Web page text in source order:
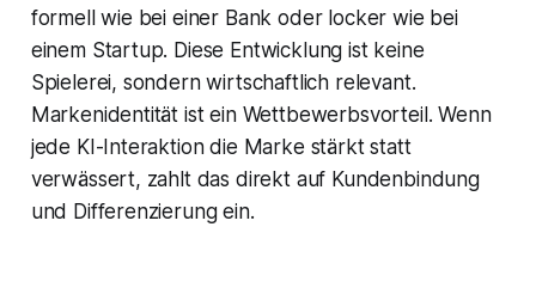
formell wie bei einer Bank oder locker wie bei
einem Startup. Diese Entwicklung ist keine
Spielerei, sondern wirtschaftlich relevant.
Markenidentität ist ein Wettbewerbsvorteil. Wenn
jede KI-Interaktion die Marke stärkt statt
verwässert, zahlt das direkt auf Kundenbindung
und Differenzierung ein.